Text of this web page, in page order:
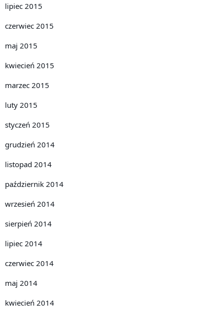
lipiec 2015
czerwiec 2015
maj 2015
kwiecień 2015
marzec 2015
luty 2015
styczeń 2015
grudzień 2014
listopad 2014
październik 2014
wrzesień 2014
sierpień 2014
lipiec 2014
czerwiec 2014
maj 2014
kwiecień 2014